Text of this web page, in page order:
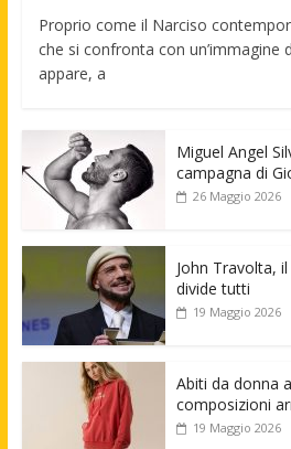
Proprio come il Narciso
che si confronta con un’immagine
appare, a
Miguel Angel
campagna di
26 Maggio 2026
John Travolta,
divide tutti
19 Maggio 2026
Abiti da donna
composizioni
19 Maggio 2026